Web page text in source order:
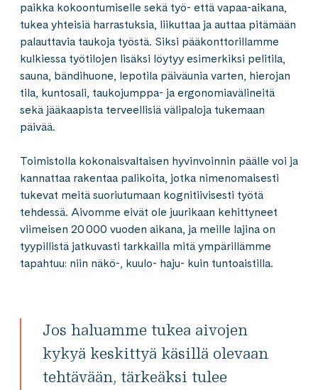
paikka kokoontumiselle sekä työ- että vapaa-aikana,
tukea yhteisiä harrastuksia, liikuttaa ja auttaa pitämään
palauttavia taukoja työstä. Siksi pääkonttorillamme
kulkiessa työtilojen lisäksi löytyy esimerkiksi pelitila,
sauna, bändihuone, lepotila päiväunia varten, hierojan
tila, kuntosali, taukojumppa- ja ergonomiavälineitä
sekä jääkaapista terveellisiä välipaloja tukemaan
päivää.
Toimistolla kokonaisvaltaisen hyvinvoinnin päälle voi ja
kannattaa rakentaa palikoita, jotka nimenomaisesti
tukevat meitä suoriutumaan kognitiivisesti työtä
tehdessä. Aivomme eivät ole juurikaan kehittyneet
viimeisen 20 000 vuoden aikana, ja meille lajina on
tyypillistä jatkuvasti tarkkailla mitä ympärillämme
tapahtuu: niin näkö-, kuulo- haju- kuin tuntoaistilla.
Jos haluamme tukea aivojen
kykyä keskittyä käsillä olevaan
tehtävään, tärkeäksi tulee